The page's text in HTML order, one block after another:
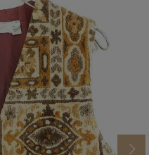
マイページ
International Shipping
特集一覧